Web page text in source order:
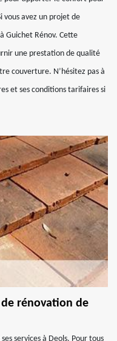
vous avez un projet de
Guichet Rénov. Cette
une prestation de qualité
couverture. N’hésitez pas à
et ses conditions tarifaires si
rénovation de
services à Deols. Pour tous